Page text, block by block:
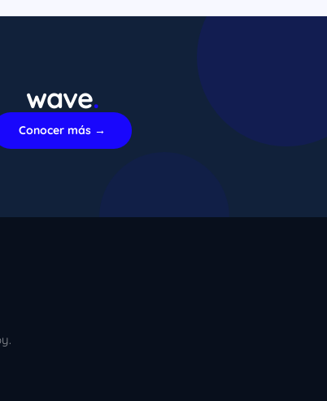
wave.
Conocer más →
xImenA
En línea ahora